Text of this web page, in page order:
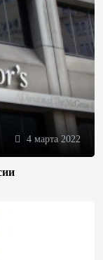
4 марта 2022